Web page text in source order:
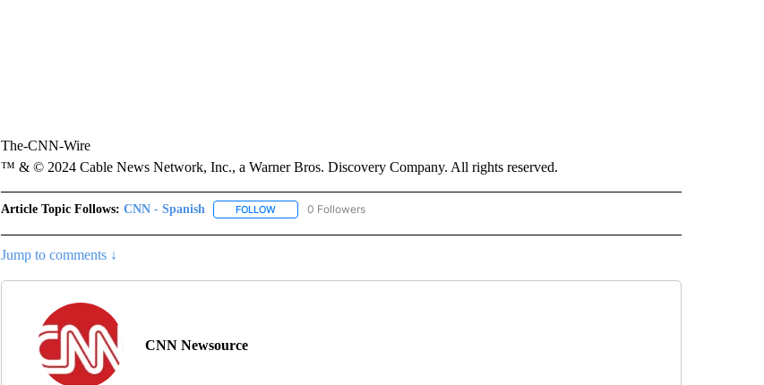
The-CNN-Wire
™ & © 2024 Cable News Network, Inc., a Warner Bros. Discovery Company. All rights reserved.
Article Topic Follows: CNN - Spanish FOLLOWFOLLOW "CNN - SPANISH" TO RECEIVE NOTIFICATIONS ABOUT NEW PAGES ON "CNN - SPANISH".
0 Followers
Jump to comments ↓
CNN Newsource